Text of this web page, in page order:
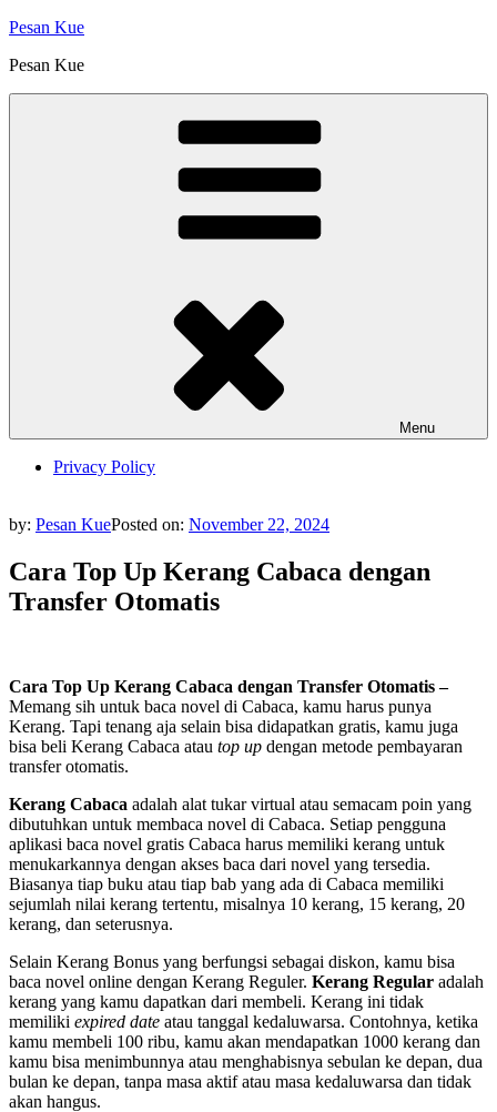
Skip
content
Pesan Kue
Pesan Kue
Menu
Privacy Policy
by: Pesan KuePosted on: November 22, 2024
Cara Top Up Kerang Cabaca dengan
Transfer Otomatis
Cara Top Up Kerang Cabaca dengan Transfer Otomatis –
Memang sih untuk baca novel di Cabaca, kamu harus punya
Kerang. Tapi tenang aja selain bisa didapatkan gratis, kamu juga
bisa beli Kerang Cabaca atau top up dengan metode pembayaran
transfer otomatis.
Kerang Cabaca adalah alat tukar virtual atau semacam poin yang
dibutuhkan untuk membaca novel di Cabaca. Setiap pengguna
aplikasi baca novel gratis Cabaca harus memiliki kerang untuk
menukarkannya dengan akses baca dari novel yang tersedia.
Biasanya tiap buku atau tiap bab yang ada di Cabaca memiliki
sejumlah nilai kerang tertentu, misalnya 10 kerang, 15 kerang, 20
kerang, dan seterusnya.
Selain Kerang Bonus yang berfungsi sebagai diskon, kamu bisa
baca novel online dengan Kerang Reguler. Kerang Regular adalah
kerang yang kamu dapatkan dari membeli. Kerang ini tidak
memiliki expired date atau tanggal kedaluwarsa. Contohnya, ketika
kamu membeli 100 ribu, kamu akan mendapatkan 1000 kerang dan
kamu bisa menimbunnya atau menghabisnya sebulan ke depan, dua
bulan ke depan, tanpa masa aktif atau masa kedaluwarsa dan tidak
akan hangus.